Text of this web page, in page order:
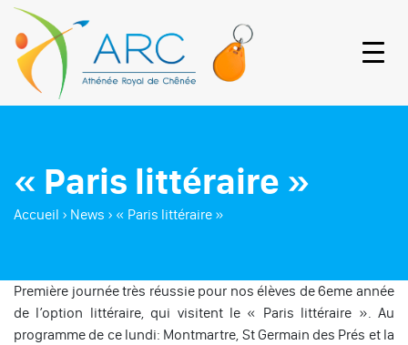
« Paris littéraire »
Accueil › News › « Paris littéraire »
Première journée très réussie pour nos élèves de 6eme année
de l’option littéraire, qui visitent le « Paris littéraire ». Au
programme de ce lundi: Montmartre, St Germain des Prés et la